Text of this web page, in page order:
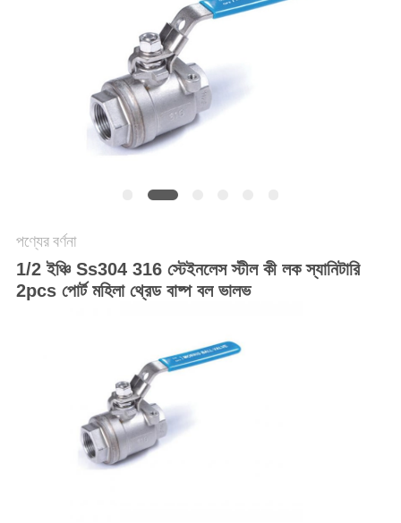
পণ্যের বর্ণনা
1/2 ইঞ্চি Ss304 316 স্টেইনলেস স্টীল কী লক স্যানিটারি
2pcs পোর্ট মহিলা থ্রেড বাষ্প বল ভালভ